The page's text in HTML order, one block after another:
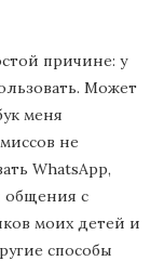
причине: у
Может
меня
не
WhatsApp,
общения с
моих детей и
способы